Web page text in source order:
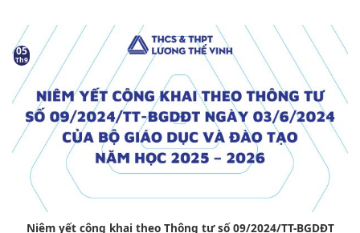
Niêm yết công khai theo Thông tư số 09/2024/TT-BGDĐT
05
Th9